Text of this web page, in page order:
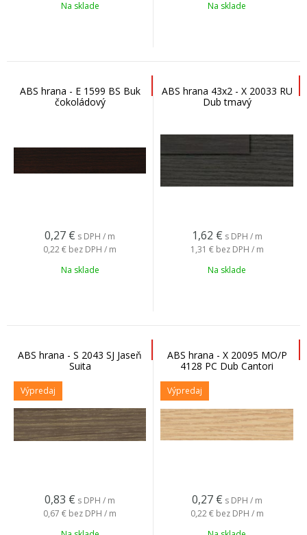
Na sklade Na sklade
ABS hrana - E 1599 BS Buk
čokoládový
0,27 € s DPH / m
0,22 € bez DPH / m
Na sklade
ABS hrana 43x2 - X 20033 RU
Dub tmavý
1,62 € s DPH / m
1,31 € bez DPH / m
Na sklade
ABS hrana - S 2043 SJ Jaseň
Suita
Výpredaj
0,83 € s DPH / m
0,67 € bez DPH / m
ABS hrana - X 20095 MO/P
4128 PC Dub Cantori
Výpredaj
0,27 € s DPH / m
0,22 € bez DPH / m